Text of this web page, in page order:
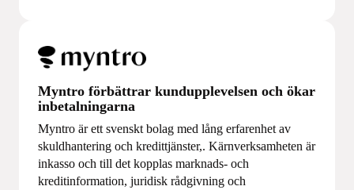
Myntro förbättrar kundupplevelsen och ökar
inbetalningarna
Myntro är ett svenskt bolag med lång erfarenhet av
skuldhantering och kredittjänster,. Kärnverksamheten är
inkasso och till det kopplas marknads- och
kreditinformation, juridisk rådgivning och